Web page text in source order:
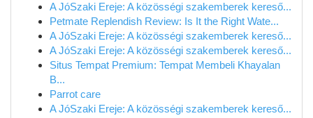
A JóSzaki Ereje: A közösségi szakemberek kereső...
Petmate Replendish Review: Is It the Right Wate...
A JóSzaki Ereje: A közösségi szakemberek kereső...
A JóSzaki Ereje: A közösségi szakemberek kereső...
Situs Tempat Premium: Tempat Membeli Khayalan
B...
Parrot care
A JóSzaki Ereje: A közösségi szakemberek kereső...